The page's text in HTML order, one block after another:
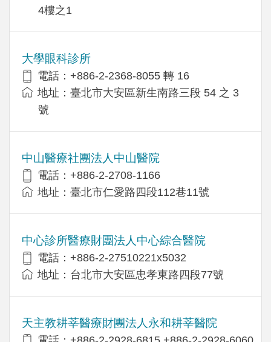
4樓之1
大學眼科診所
電話：+886-2-2368-8055 轉 16
地址：臺北市大安區新生南路三段 54 之 3
號
中山醫療社團法人中山醫院
電話：+886-2-2708-1166
地址：臺北市仁愛路四段112巷11號
中心診所醫療財團法人中心綜合醫院
電話：+886-2-27510221x5032
地址：台北市大安區忠孝東路四段77號
天主教耕莘醫療財團法人永和耕莘醫院